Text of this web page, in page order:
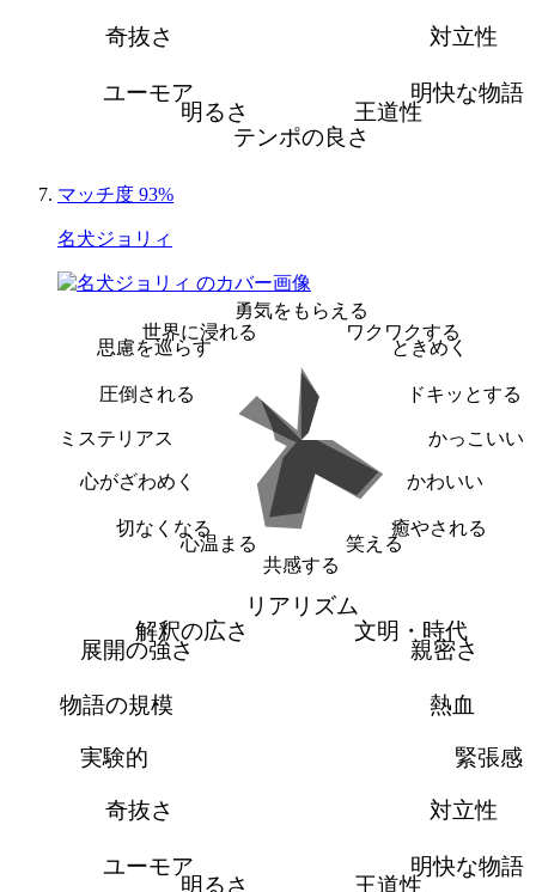
対立性
明快な物語
王道性
テンポの良さ
明るさ
ユーモア
奇抜さ
マッチ度 93%
名犬ジョリィ
勇気をもらえる
ワクワクする
ときめく
ドキッとする
かっこいい
かわいい
癒やされる
笑える
共感する
心温まる
切なくなる
心がざわめく
ミステリアス
圧倒される
思慮を巡らす
世界に浸れる
リアリズム
文明・時代
親密さ
熱血
緊張感
対立性
明快な物語
王道性
明るさ
ユーモア
奇抜さ
実験的
物語の規模
展開の強さ
解釈の広さ